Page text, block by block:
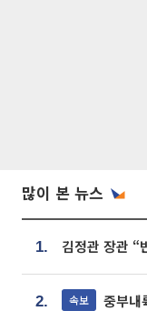
많이 본 뉴스
1.
2. 속보 중부내